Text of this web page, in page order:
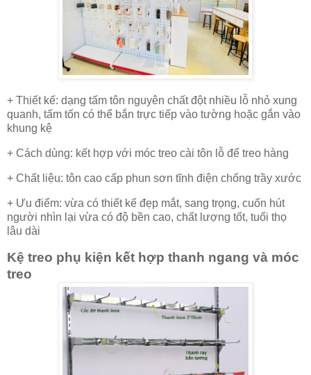
+ Thiết kế: dạng tấm tôn nguyên chất đột nhiều lỗ nhỏ xung
quanh, tấm tốn có thể bắn trực tiếp vào tường hoặc gắn vào
khung kệ
+ Cách dùng: kết hợp với móc treo cài tôn lỗ để treo hàng
+ Chất liệu: tôn cao cấp phun sơn tĩnh điện chống trầy xước
+ Ưu điểm: vừa có thiết kế đẹp mắt, sang trọng, cuốn hút
người nhìn lại vừa có độ bền cao, chất lượng tốt, tuổi thọ
lâu dài
Kệ treo phụ kiện kết hợp thanh ngang và móc
treo